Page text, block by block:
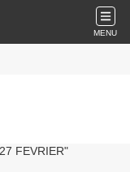
MENU